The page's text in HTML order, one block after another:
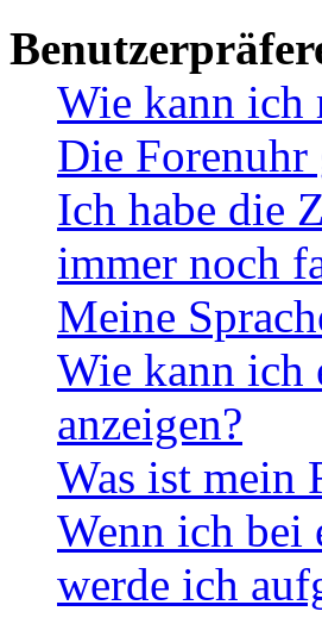
Wie kann ich
Die
Ich habe die
immer noch
Meine
Wie kann ich
anzeigen?
Was ist mein
Wenn ich
werde ich